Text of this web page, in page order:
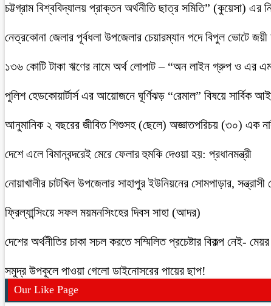
চট্টগ্রাম বিশ্ববিদ্যালয় প্রাক্তন অর্থনীতি ছাত্র সমিতি” (কুয়েসা)
নেত্রকোনা জেলার পূর্বধলা উপজেলার চেয়ারম্যান পদে বিপুল ভোটে
১৩৬ কোটি টাকা ঋণের নামে অর্থ লোপাট – “অন লাইন গ্রুপ ও এর
পুলিশ হেডকোয়ার্টার্স এর আয়োজনে ঘূর্ণিঝড় “রেমাল” বিষয়ে
আনুমানিক ২ বছরের জীবিত শিশুসহ (ছেলে) অজ্ঞাতপরিচয় (৩০) এক
দেশে এলে বিমানবন্দরেই মেরে ফেলার হুমকি দেওয়া হয়: প্রধানমন্ত্রী
নোয়াখালীর চাটখিল উপজেলার সাহাপুর ইউনিয়নের সোমপাড়ার,
ফ্রিল্যান্সিংয়ে সফল ময়মনসিংহের দিবস সাহা (আদর)
দেশের অর্থনীতির চাকা সচল করতে সম্মিলিত প্রচেষ্টার বিকল্প নেই- মেয়র
সমুদ্র উপকূলে পাওয়া গেলো ডাইনোসরের পায়ের ছাপ!
Our Like Page